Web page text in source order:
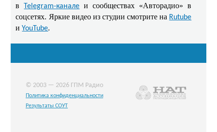
вTelegram-канале и сообществах «Авторадио» в
соцсетях. Яркие видео из студии смотрите на Rutube
иYouTube.
© 2003 — 2026 ГПМ Радио
Политика конфиденциальности
Результаты СОУТ